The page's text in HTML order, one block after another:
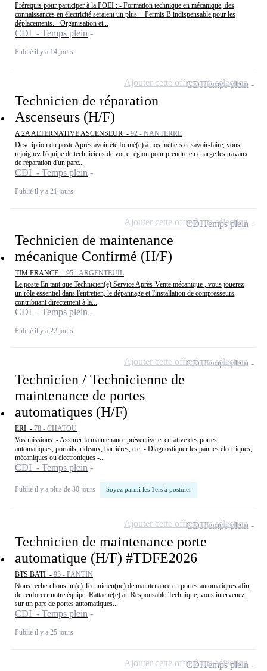
Prérequis pour participer à la POEI : - Formation technique en mécanique, des
connaissances en électricité seraient un plus. - Permis B indispensable pour les
déplacements. - Organisation et...
CDI - Temps plein
Publié il y a 14 jours
Technicien de réparation
Ascenseurs (H/F)
A 2A ALTERNATIVE ASCENSEUR - 92 - NANTERRE
Description du poste Après avoir été formé(e) à nos métiers et savoir-faire, vous
rejoignez l'équipe de techniciens de votre région pour prendre en charge les travaux
de réparation d'un parc...
CDI - Temps plein
Publié il y a 21 jours
CDITemps plein
Ajouter cette offre à ma sélection
Technicien de maintenance
mécanique Confirmé (H/F)
TIM FRANCE - 95 - ARGENTEUIL
Le poste En tant que Technicien(e) Service Après-Vente mécanique , vous jouerez
un rôle essentiel dans l'entretien, le dépannage et l'installation de compresseurs,
contribuant directement à la...
CDI - Temps plein
Publié il y a 22 jours
CDITemps plein
Ajouter cette offre à ma sélection
Technicien / Technicienne de
maintenance de portes
automatiques (H/F)
ERI - 78 - CHATOU
Vos missions: - Assurer la maintenance préventive et curative des portes
automatiques, portails, rideaux, barrières, etc. - Diagnostiquer les pannes électriques,
mécaniques ou électroniques -...
CDI - Temps plein
Publié il y a plus de 30 jours Soyez parmi les 1ers à postuler
CDITemps plein
Ajouter cette offre à ma sélection
Technicien de maintenance porte
automatique (H/F) #TDFE2026
BTS BATI - 93 - PANTIN
Nous recherchons un(e) Technicien(ne) de maintenance en portes automatiques afin
de renforcer notre équipe. Rattaché(e) au Responsable Technique, vous intervenez
sur un parc de portes automatiques...
CDI - Temps plein
Publié il y a 25 jours
CDITemps plein
Ajouter cette offre à ma sélection
CDITemps plein
Ajouter cette offre à ma sélection